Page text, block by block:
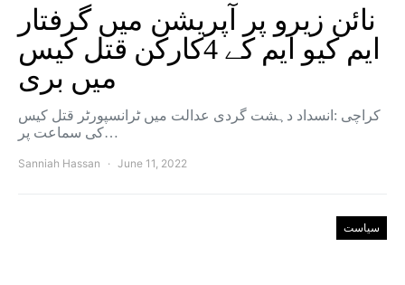
نائن زیرو پر آپریشن میں گرفتار
ایم کیو ایم کے 4کارکن قتل کیس
میں بری
کراچی :انسداد دہشت گردی عدالت میں ٹرانسپورٹر قتل کیس
کی سماعت پر…
Sanniah Hassan June 11, 2022
سیاست